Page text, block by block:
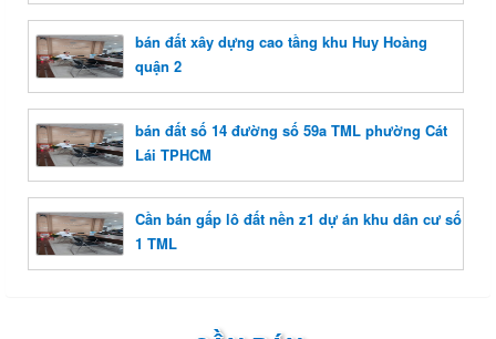
bán đất xây dựng cao tầng khu Huy Hoàng
quận 2
bán đất số 14 đường số 59a TML phường Cát
Lái TPHCM
Cần bán gấp lô đất nền z1 dự án khu dân cư số
1 TML